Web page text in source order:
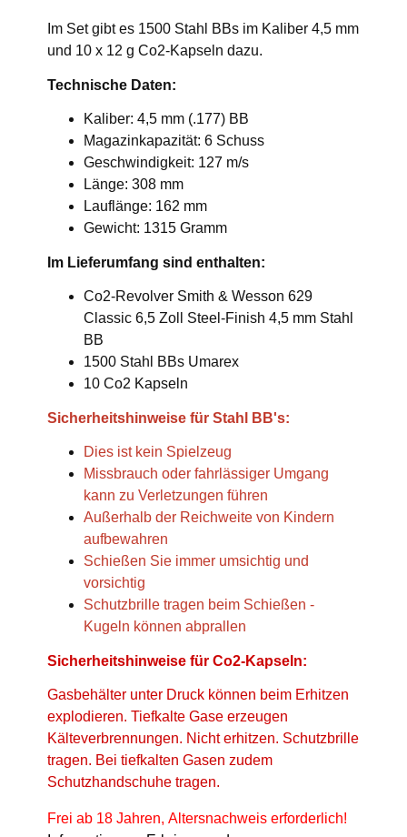
Im Set gibt es 1500 Stahl BBs im Kaliber 4,5 mm
und 10 x 12 g Co2-Kapseln dazu.
Technische Daten:
Kaliber: 4,5 mm (.177) BB
Magazinkapazität: 6 Schuss
Geschwindigkeit: 127 m/s
Länge: 308 mm
Lauflänge: 162 mm
Gewicht: 1315 Gramm
Im Lieferumfang sind enthalten:
Co2-Revolver Smith & Wesson 629
Classic 6,5 Zoll Steel-Finish 4,5 mm Stahl
BB
1500 Stahl BBs Umarex
10 Co2 Kapseln
Sicherheitshinweise für Stahl BB's:
Dies ist kein Spielzeug
Missbrauch oder fahrlässiger Umgang
kann zu Verletzungen führen
Außerhalb der Reichweite von Kindern
aufbewahren
Schießen Sie immer umsichtig und
vorsichtig
Schutzbrille tragen beim Schießen -
Kugeln können abprallen
Sicherheitshinweise für Co2-Kapseln:
Gasbehälter unter Druck können beim Erhitzen
explodieren. Tiefkalte Gase erzeugen
Kälteverbrennungen. Nicht erhitzen. Schutzbrille
tragen. Bei tiefkalten Gasen zudem
Schutzhandschuhe tragen.
Frei ab 18 Jahren, Altersnachweis erforderlich!